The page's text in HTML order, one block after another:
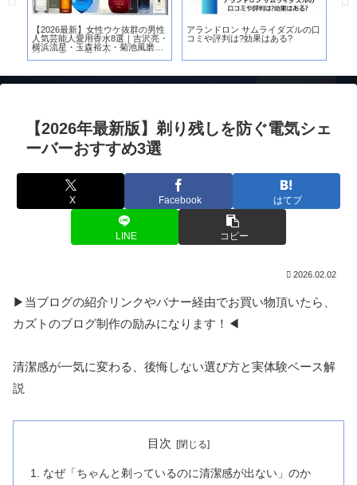
【2026最新】女性ウケ抜群の男性
人気芸能人愛用香水8選｜吉沢亮・
横浜流星・玉森裕太・菊池風磨に
近づく香りの選び方
アランドロン サムライダズルの口
コミや評判は?効果はある?
【2026年最新版】剃り残しを防ぐ電気シェ
ーバーおすすめ3選
X Facebook はてブ
LINE コピー
2026.02.02
▶当ブログの紹介リンクやバナー経由でお買い物頂いたら、
カズトのブログ制作の励みになります！◀
清潔感が一気に変わる、後悔しない選び方と実体験ベース解
説
目次
なぜ「ちゃんと剃っているのに清潔感が出ない」のか